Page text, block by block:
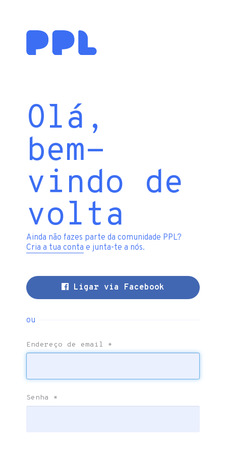
Olá,
bem-
vindo de
volta
Ainda não fazes parte da comunidade PPL?
Cria a tua conta e junta-te a nós.
Ligar via Facebook
ou
Endereço de email *
Senha *